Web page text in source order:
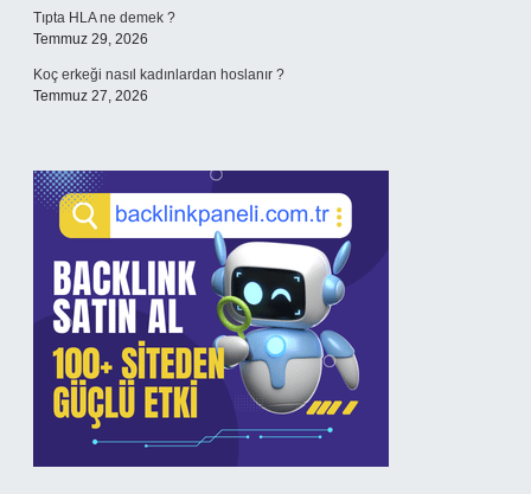
Tıpta HLA ne demek ?
Temmuz 29, 2026
Koç erkeği nasıl kadınlardan hoslanır ?
Temmuz 27, 2026